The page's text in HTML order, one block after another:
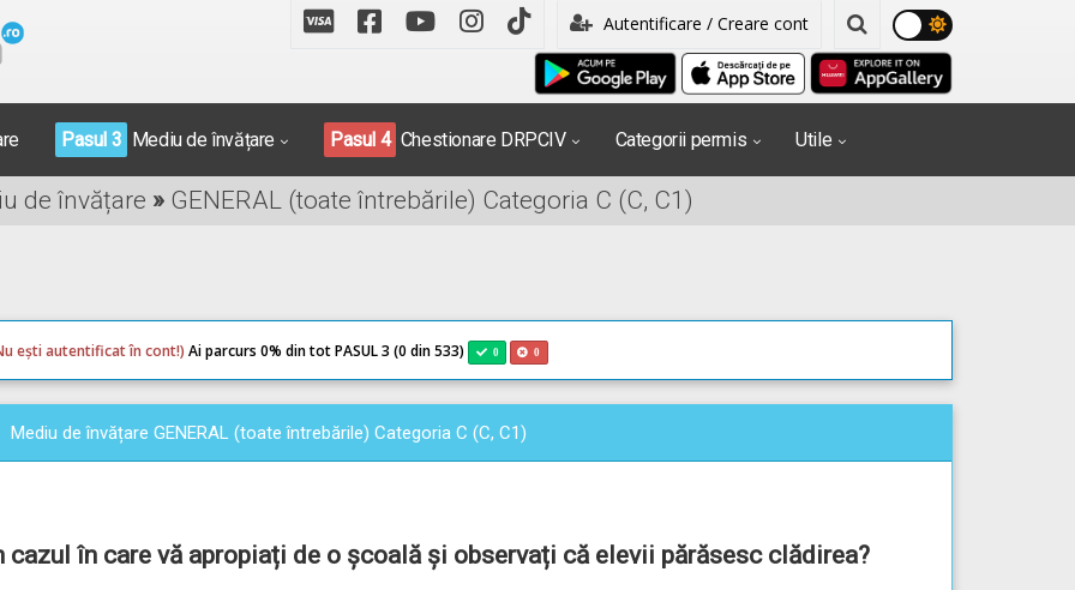
Autentificare / Creare cont
Pasul 3 Mediu de învățare Pasul 4 Chestionare DRPCIV Categorii permis Utile
de învățare »GENERAL (toate întrebările) Categoria C (C, C1)
ești autentificat în cont!) Ai parcurs 0% din tot PASUL 3 (0 din 533) 0 0
Mediu de învățare GENERAL (toate întrebările) Categoria C (C, C1)
cazul în care vă apropiați de o școală și observați că elevii părăsesc clădirea?